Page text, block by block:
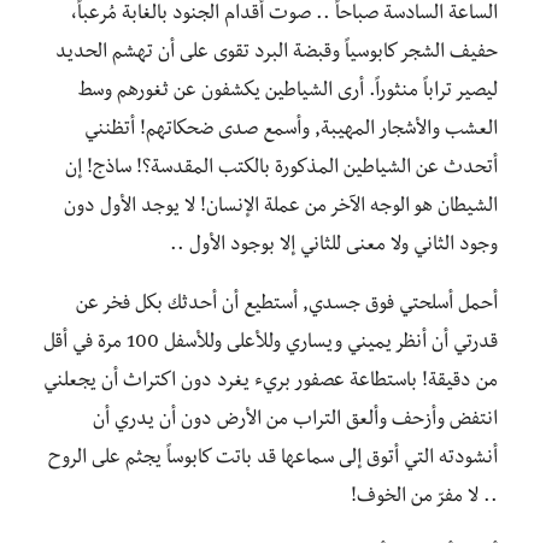
الساعة السادسة صباحاً .. صوت أقدام الجنود بالغابة مُرعباً،
حفيف الشجر كابوسياً وقبضة البرد تقوى على أن تهشم الحديد
ليصير تراباً منثوراً. أرى الشياطين يكشفون عن ثغورهم وسط
العشب والأشجار المهيبة, وأسمع صدى ضحكاتهم! أتظنني
أتحدث عن الشياطين المذكورة بالكتب المقدسة؟! ساذج! إن
الشيطان هو الوجه الآخر من عملة الإنسان! لا يوجد الأول دون
وجود الثاني ولا معنى للثاني إلا بوجود الأول ..
أحمل أسلحتي فوق جسدي, أستطيع أن أحدثك بكل فخر عن
قدرتي أن أنظر يميني ويساري وللأعلى وللأسفل 100 مرة في أقل
من دقيقة! باستطاعة عصفور بريء يغرد دون اكتراث أن يجعلني
انتفض وأزحف وألعق التراب من الأرض دون أن يدري أن
أنشودته التي أتوق إلى سماعها قد باتت كابوساً يجثم على الروح
.. لا مفرّ من الخوف!